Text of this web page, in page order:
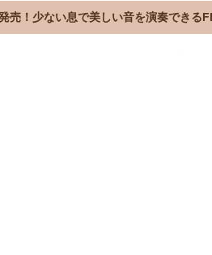
売！少ない息で美しい音を演奏できる